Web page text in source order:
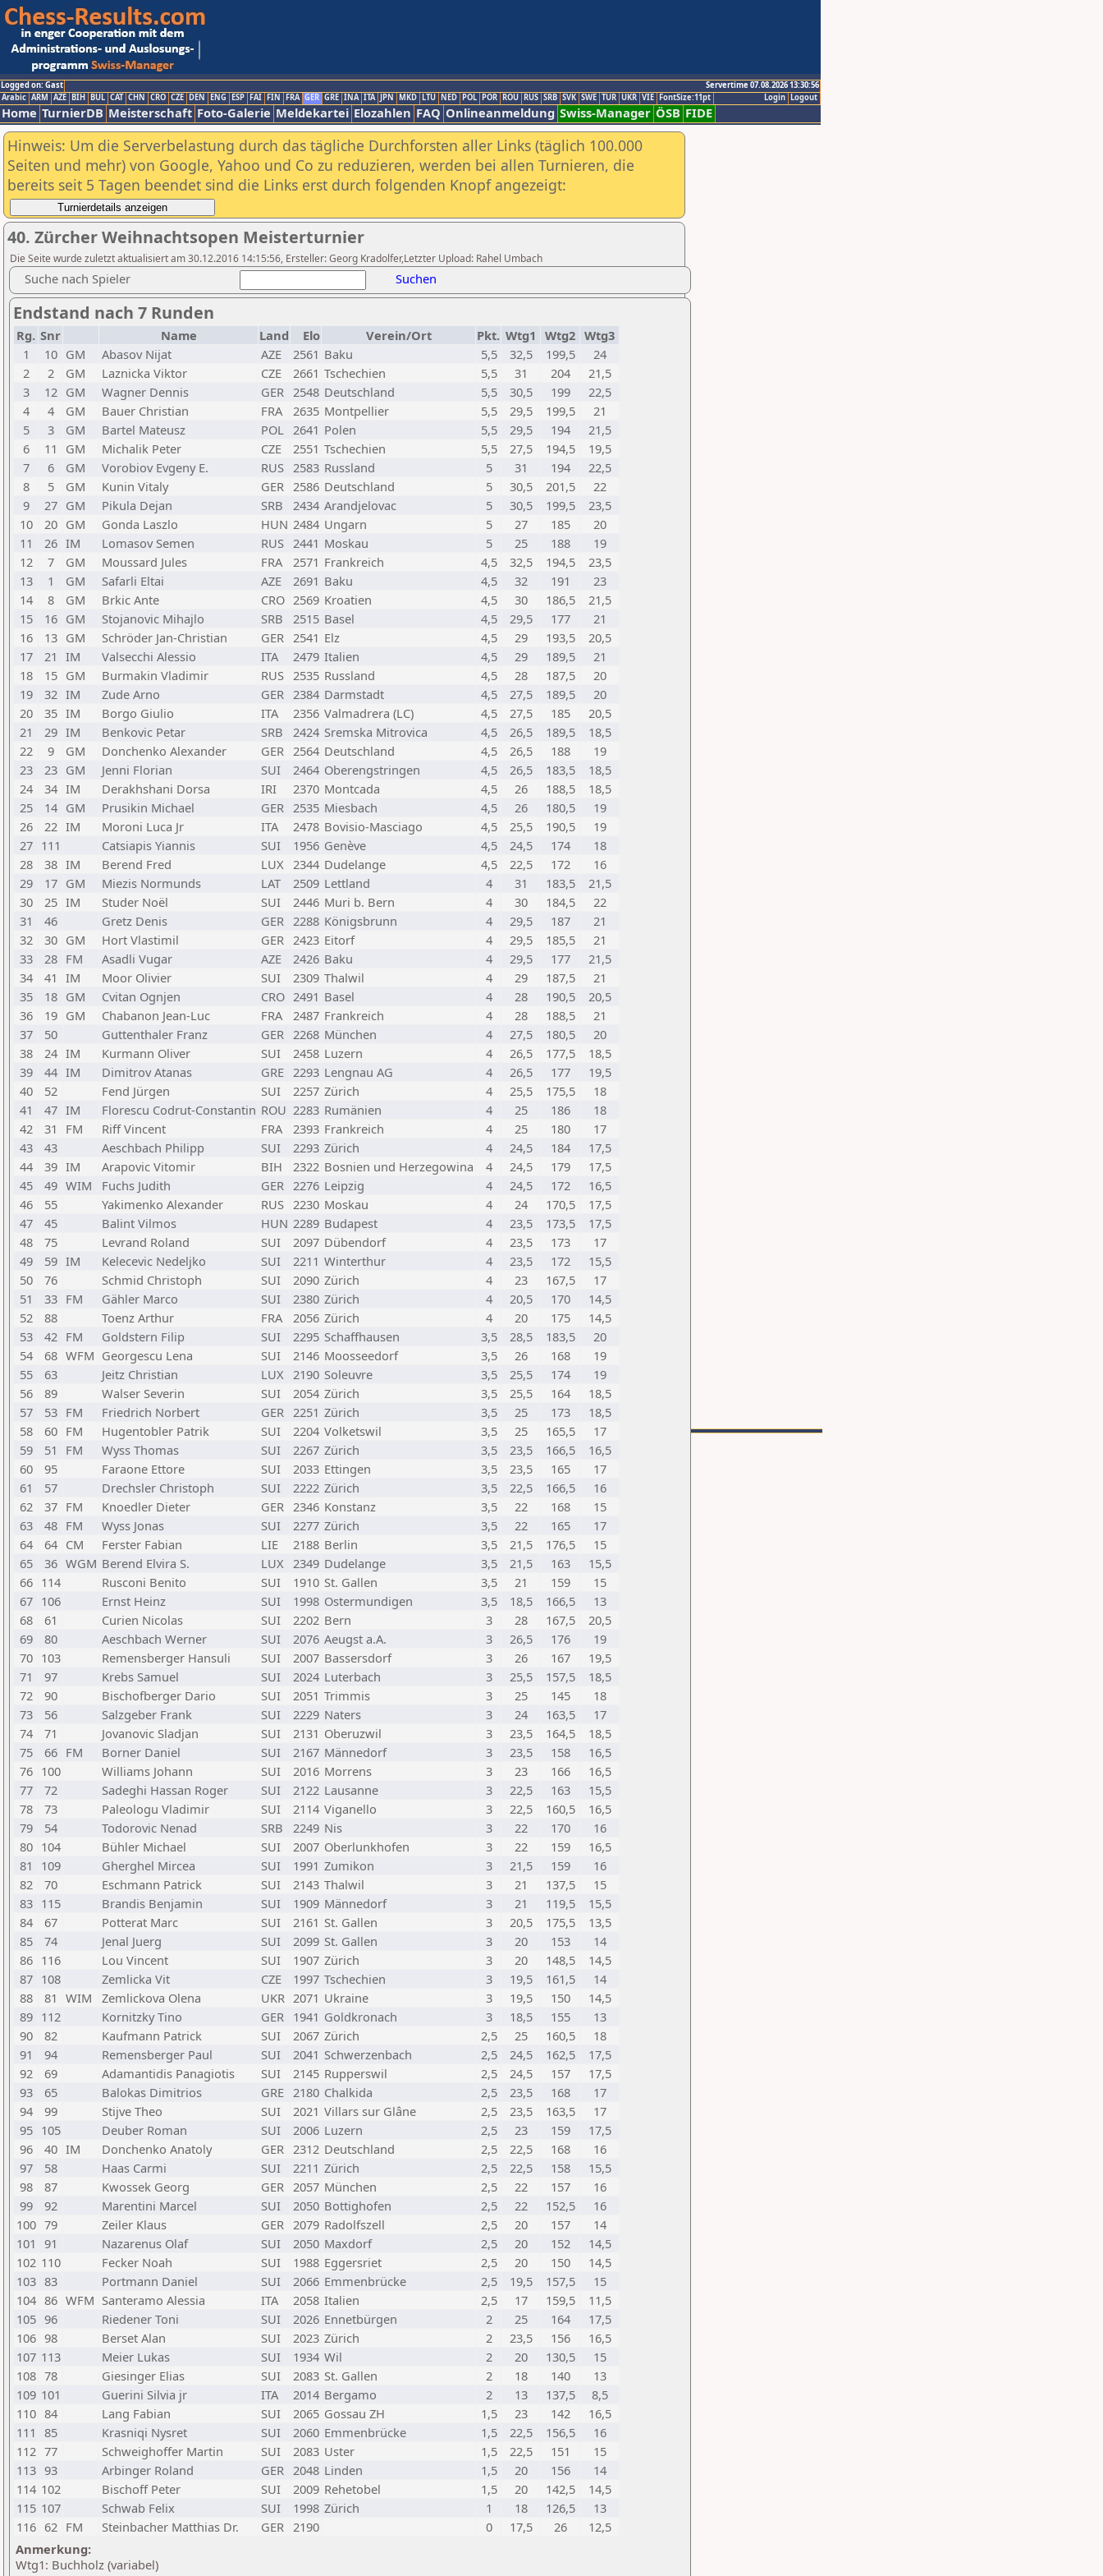
Logged on: Gast
Servertime 07.08.2026 13:30:56
Logout
Login
Arabic ARM AZE BIH BUL CAT CHN CRO CZE DEN ENG ESP FAI FIN FRA GER GRE INA ITA JPN MKD LTU NED POL POR ROU RUS SRB SVK SWE TUR UKR VIE FontSize:11pt
Home TurnierDB Meisterschaft Foto-Galerie Meldekartei Elozahlen FAQ Onlineanmeldung Swiss-Manager ÖSB FIDE
Hinweis: Um die Serverbelastung durch das tägliche Durchforsten aller Links (täglich 100.000
Seiten und mehr) von Google, Yahoo und Co zu reduzieren, werden bei allen Turnieren, die
bereits seit 5 Tagen beendet sind die Links erst durch folgenden Knopf angezeigt:
40. Zürcher Weihnachtsopen Meisterturnier
Die Seite wurde zuletzt aktualisiert am 30.12.2016 14:15:56, Ersteller: Georg Kradolfer,Letzter Upload: Rahel Umbach
Suche nach Spieler Suchen
Endstand nach 7 Runden
Rg. Snr Name Land Elo Verein/Ort Pkt. Wtg1 Wtg2 Wtg3
1
10 GM Abasov Nijat AZE 2561 Baku 5,5 32,5 199,5
24
2
2 GM Laznicka Viktor CZE 2661 Tschechien 5,5 31 204
21,5
3
12 GM Wagner Dennis GER 2548 Deutschland 5,5 30,5 199
22,5
4
4 GM Bauer Christian FRA 2635 Montpellier 5,5 29,5 199,5
21
5
3 GM Bartel Mateusz POL 2641 Polen 5,5 29,5 194
21,5
6
11 GM Michalik Peter CZE 2551 Tschechien 5,5 27,5 194,5
19,5
7
6 GM Vorobiov Evgeny E. RUS 2583 Russland 5 31 194
22,5
8
5 GM Kunin Vitaly GER 2586 Deutschland 5 30,5 201,5
22
9
27 GM Pikula Dejan SRB 2434 Arandjelovac 5 30,5 199,5
23,5
10
20 GM Gonda Laszlo HUN 2484 Ungarn 5 27 185
20
11
26 IM Lomasov Semen RUS 2441 Moskau 5 25 188
19
12
7 GM Moussard Jules FRA 2571 Frankreich 4,5 32,5 194,5
23,5
13
1 GM Safarli Eltai AZE 2691 Baku 4,5 32 191
23
14
8 GM Brkic Ante CRO 2569 Kroatien 4,5 30 186,5
21,5
15
16 GM Stojanovic Mihajlo SRB 2515 Basel 4,5 29,5 177
21
16
13 GM Schröder Jan-Christian GER 2541 Elz 4,5 29 193,5
20,5
17
21 IM Valsecchi Alessio ITA 2479 Italien 4,5 29 189,5
21
18
15 GM Burmakin Vladimir RUS 2535 Russland 4,5 28 187,5
20
19
32 IM Zude Arno GER 2384 Darmstadt 4,5 27,5 189,5
20
20
35 IM Borgo Giulio ITA 2356 Valmadrera (LC) 4,5 27,5 185
20,5
21
29 IM Benkovic Petar SRB 2424 Sremska Mitrovica 4,5 26,5 189,5
18,5
22
9 GM Donchenko Alexander GER 2564 Deutschland 4,5 26,5 188
19
23
23 GM Jenni Florian SUI 2464 Oberengstringen 4,5 26,5 183,5
18,5
24
34 IM Derakhshani Dorsa IRI 2370 Montcada 4,5 26 188,5
18,5
25
14 GM Prusikin Michael GER 2535 Miesbach 4,5 26 180,5
19
26
22 IM Moroni Luca Jr ITA 2478 Bovisio-Masciago 4,5 25,5 190,5
19
27 111 Catsiapis Yiannis SUI 1956 Genève 4,5 24,5 174
18
28
38 IM Berend Fred LUX 2344 Dudelange 4,5 22,5 172
16
29
17 GM Miezis Normunds LAT 2509 Lettland 4 31 183,5
21,5
30
25 IM Studer Noël SUI 2446 Muri b. Bern 4 30 184,5
22
31
46 Gretz Denis GER 2288 Königsbrunn 4 29,5 187
21
32
30 GM Hort Vlastimil GER 2423 Eitorf 4 29,5 185,5
21
33
28 FM Asadli Vugar AZE 2426 Baku 4 29,5 177
21,5
34
41 IM Moor Olivier SUI 2309 Thalwil 4 29 187,5
21
35
18 GM Cvitan Ognjen CRO 2491 Basel 4 28 190,5
20,5
36
19 GM Chabanon Jean-Luc FRA 2487 Frankreich 4 28 188,5
21
37
50 Guttenthaler Franz GER 2268 München 4 27,5 180,5
20
38
24 IM Kurmann Oliver SUI 2458 Luzern 4 26,5 177,5
18,5
39
44 IM Dimitrov Atanas GRE 2293 Lengnau AG 4 26,5 177
19,5
40
52 Fend Jürgen SUI 2257 Zürich 4 25,5 175,5
18
41
47 IM Florescu Codrut-Constantin ROU 2283 Rumänien 4 25 186
18
42
31 FM Riff Vincent FRA 2393 Frankreich 4 25 180
17
43
43 Aeschbach Philipp SUI 2293 Zürich 4 24,5 184
17,5
44
39 IM Arapovic Vitomir BIH 2322 Bosnien und Herzegowina 4 24,5 179
17,5
45
49 WIM Fuchs Judith GER 2276 Leipzig 4 24,5 172
16,5
46
55 Yakimenko Alexander RUS 2230 Moskau 4 24 170,5
17,5
47
45 Balint Vilmos HUN 2289 Budapest 4 23,5 173,5
17,5
48
75 Levrand Roland SUI 2097 Dübendorf 4 23,5 173
17
49
59 IM Kelecevic Nedeljko SUI 2211 Winterthur 4 23,5 172
15,5
50
76 Schmid Christoph SUI 2090 Zürich 4 23 167,5
17
51
33 FM Gähler Marco SUI 2380 Zürich 4 20,5 170
14,5
52
88 Toenz Arthur FRA 2056 Zürich 4 20 175
14,5
53
42 FM Goldstern Filip SUI 2295 Schaffhausen 3,5 28,5 183,5
20
54
68 WFM Georgescu Lena SUI 2146 Moosseedorf 3,5 26 168
19
55
63 Jeitz Christian LUX 2190 Soleuvre 3,5 25,5 174
19
56
89 Walser Severin SUI 2054 Zürich 3,5 25,5 164
18,5
57
53 FM Friedrich Norbert GER 2251 Zürich 3,5 25 173
18,5
58
60 FM Hugentobler Patrik SUI 2204 Volketswil 3,5 25 165,5
17
59
51 FM Wyss Thomas SUI 2267 Zürich 3,5 23,5 166,5
16,5
60
95 Faraone Ettore SUI 2033 Ettingen 3,5 23,5 165
17
61
57 Drechsler Christoph SUI 2222 Zürich 3,5 22,5 166,5
16
62
37 FM Knoedler Dieter GER 2346 Konstanz 3,5 22 168
15
63
48 FM Wyss Jonas SUI 2277 Zürich 3,5 22 165
17
64
64 CM Ferster Fabian LIE 2188 Berlin 3,5 21,5 176,5
15
65
36 WGM Berend Elvira S. LUX 2349 Dudelange 3,5 21,5 163
15,5
66 114 Rusconi Benito SUI 1910 St. Gallen 3,5 21 159
15
67 106 Ernst Heinz SUI 1998 Ostermundigen 3,5 18,5 166,5
13
68
61 Curien Nicolas SUI 2202 Bern 3 28 167,5
20,5
69
80 Aeschbach Werner SUI 2076 Aeugst a.A. 3 26,5 176
19
70 103 Remensberger Hansuli SUI 2007 Bassersdorf 3 26 167
19,5
71
97 Krebs Samuel SUI 2024 Luterbach 3 25,5 157,5
18,5
72
90 Bischofberger Dario SUI 2051 Trimmis 3 25 145
18
73
56 Salzgeber Frank SUI 2229 Naters 3 24 163,5
17
74
71 Jovanovic Sladjan SUI 2131 Oberuzwil 3 23,5 164,5
18,5
75
66 FM Borner Daniel SUI 2167 Männedorf 3 23,5 158
16,5
76 100 Williams Johann SUI 2016 Morrens 3 23 166
16,5
77
72 Sadeghi Hassan Roger SUI 2122 Lausanne 3 22,5 163
15,5
78
73 Paleologu Vladimir SUI 2114 Viganello 3 22,5 160,5
16,5
79
54 Todorovic Nenad SRB 2249 Nis 3 22 170
16
80 104 Bühler Michael SUI 2007 Oberlunkhofen 3 22 159
16,5
81
109 Gherghel Mircea SUI 1991 Zumikon 3 21,5 159
16
82
70 Eschmann Patrick SUI 2143 Thalwil 3 21 137,5
15
83 115 Brandis Benjamin SUI 1909 Männedorf 3 21 119,5
15,5
84
67 Potterat Marc SUI 2161 St. Gallen 3 20,5 175,5
13,5
85
74 Jenal Juerg SUI 2099 St. Gallen 3 20 153
14
86 116 Lou Vincent SUI 1907 Zürich 3 20 148,5
14,5
87 108 Zemlicka Vit CZE 1997 Tschechien 3 19,5 161,5
14
88
81 WIM Zemlickova Olena UKR 2071 Ukraine 3 19,5 150
14,5
89 112 Kornitzky Tino GER 1941 Goldkronach 3 18,5 155
13
90
82 Kaufmann Patrick SUI 2067 Zürich 2,5 25 160,5
18
91
94 Remensberger Paul SUI 2041 Schwerzenbach 2,5 24,5 162,5
17,5
92
69 Adamantidis Panagiotis SUI 2145 Rupperswil 2,5 24,5 157
17,5
93
65 Balokas Dimitrios GRE 2180 Chalkida 2,5 23,5 168
17
94
99 Stijve Theo SUI 2021 Villars sur Glâne 2,5 23,5 163,5
17
95 105 Deuber Roman SUI 2006 Luzern 2,5 23 159
17,5
96
40 IM Donchenko Anatoly GER 2312 Deutschland 2,5 22,5 168
16
97
58 Haas Carmi SUI 2211 Zürich 2,5 22,5 158
15,5
98
87 Kwossek Georg GER 2057 München 2,5 22 157
16
99
92 Marentini Marcel SUI 2050 Bottighofen 2,5 22 152,5
16
100 79 Zeiler Klaus GER 2079 Radolfszell 2,5 20 157
14
101 91 Nazarenus Olaf SUI 2050 Maxdorf 2,5 20 152
14,5
102 110 Fecker Noah SUI 1988 Eggersriet 2,5 20 150
14,5
103 83 Portmann Daniel SUI 2066 Emmenbrücke 2,5 19,5 157,5
15
104 86 WFM Santeramo Alessia ITA 2058 Italien 2,5 17 159,5
11,5
105 96 Riedener Toni SUI 2026 Ennetbürgen 2 25 164
17,5
106 98 Berset Alan SUI 2023 Zürich 2 23,5 156
16,5
107 113 Meier Lukas SUI 1934 Wil 2 20 130,5
15
108 78 Giesinger Elias SUI 2083 St. Gallen 2 18 140
13
109 101 Guerini Silvia jr ITA 2014 Bergamo 2 13 137,5
8,5
110 84 Lang Fabian SUI 2065 Gossau ZH 1,5 23 142
16,5
111 85 Krasniqi Nysret SUI 2060 Emmenbrücke 1,5 22,5 156,5
16
112 77 Schweighoffer Martin SUI 2083 Uster 1,5 22,5 151
15
113 93 Arbinger Roland GER 2048 Linden 1,5 20 156
14
114 102 Bischoff Peter SUI 2009 Rehetobel 1,5 20 142,5
14,5
115 107 Schwab Felix SUI 1998 Zürich 1 18 126,5
13
116 62 FM Steinbacher Matthias Dr. GER 2190 0 17,5 26
12,5
Anmerkung:
Wtg1: Buchholz (variabel)